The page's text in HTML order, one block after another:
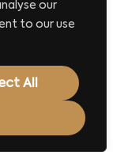
our
to our use
All